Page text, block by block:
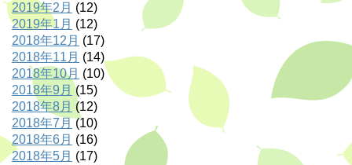
2019年2月 (12)
2019年1月 (12)
2018年12月 (17)
2018年11月 (14)
2018年10月 (10)
2018年9月 (15)
2018年8月 (12)
2018年7月(10)
2018年6月 (16)
2018年5月 (17)